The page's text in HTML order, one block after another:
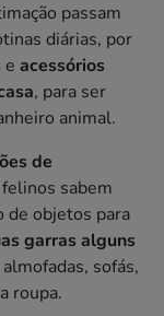
passam
diárias, por
e acessórios
, para ser
animal.
de
sabem
de objetos para
garras alguns
sofás,
roupa.